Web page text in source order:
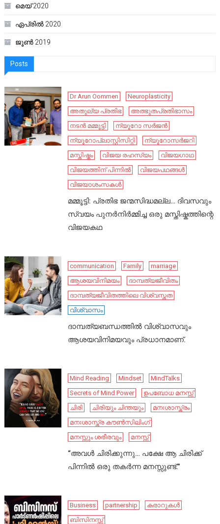
മെയ്‌ 2020
ഏപ്രിൽ 2020
ജൂൺ 2019
Posts
Dr Arun Oommen
Neuroplasticity
അതുല്യ പ്രതിഭ
അത്ഭുതപ്രതിഭാസം
നടൻ മമ്മൂട്ടി
ന്യൂറോ സർജൻ
ന്യൂറോപ്ലാസ്റ്റിസിറ്റി
ന്യൂറോസർജറി
മസ്തിഷ്കം
വിജയ രഹസ്യം
വിജയഗാഥ
വിജയത്തിന് പിന്നിൽ
വിജയപഥങ്ങൾ
വിജയാശംസകൾ
മമ്മൂട്ടി: പ്രതിഭ ജന്മസിദ്ധമല്ല… ദിവസവും
സ്വയം പുനർനിർമ്മിച്ച ഒരു മസ്തിഷ്കത്തിന്റെ
വിജയകഥ
communication Family
marriage
ആശയവിനിമയം
ദാമ്പത്യജീവിതം
ദാമ്പത്യജീവിതത്തിലെ വിശ്വസ്തത
വിശ്വാസം
ദാമ്പത്യബന്ധത്തിൽ വിശ്വാസവും
ആശയവിനിമയവും പ്രധാനമാണ്.
Mind Reading Mindset
MindTalks
Secrets of Mind Power
ഉപബോധ മനസ്സ്
ചിരി
ചിരിയും ചിന്തയും
മനഃശാസ്ത്രം
മനഃശാസ്ത്ര കൗൺസിലിംഗ്
മനസ്സും ശരീരവും
മനസ്സ്
“അവൾ ചിരിക്കുന്നു… പക്ഷേ ആ ചിരിക്ക്
പിന്നിൽ ഒരു തകർന്ന മനസ്സുണ്ട്.”
Business partnership
കരാറുകൾ
ബിസിനസ്സ്